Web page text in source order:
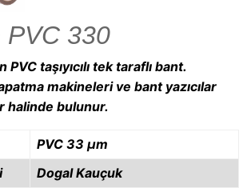
PVC 330
PVC taşıyıcılı tek taraflı bant.
makineleri ve bant yazıcılar
halinde bulunur.
PVC 33 µm
Dogal Kauçuk